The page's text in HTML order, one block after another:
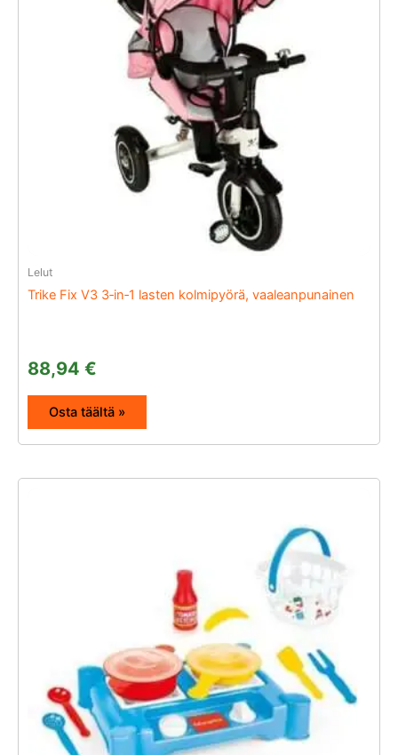
Lelut
Trike Fix V3 3‑in‑1 lasten kolmipyörä, vaaleanpunainen
88,94 €
Osta täältä »